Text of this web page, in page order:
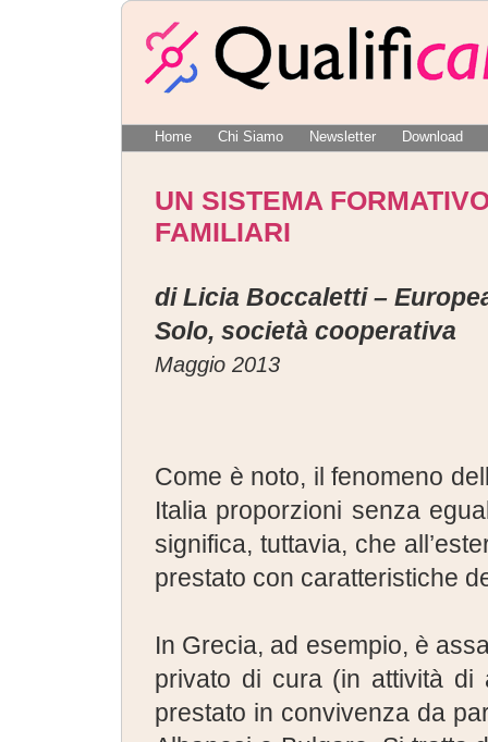
Home Chi Siamo Newsletter Download
UN SISTEMA
FAMILIARI
di Licia Boccaletti –
Solo, società cooperativa
Maggio 2013
Come è noto, il fenomeno
Italia proporzioni senza
significa, tuttavia, che
prestato con caratteristiche
In Grecia, ad esempio, è
privato di cura (in attività di
prestato in convivenza da